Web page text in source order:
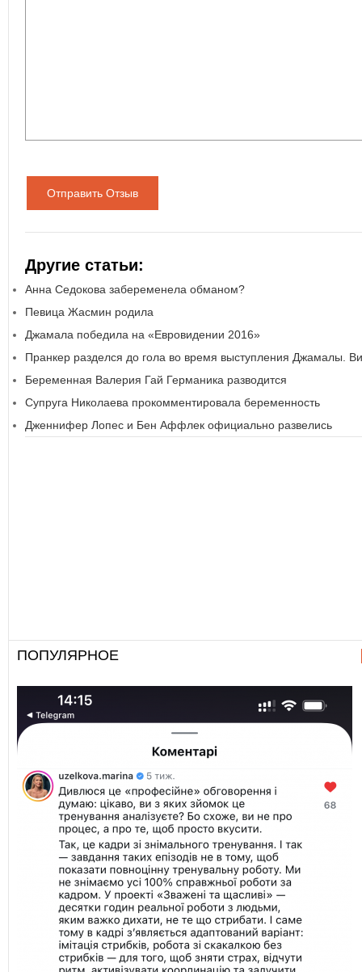
Отправить Отзыв
Другие статьи:
Анна Седокова забеременела обманом?
Певица Жасмин родила
Джамала победила на «Евровидении 2016»
Пранкер разделся до гола во время выступления Джамалы.
Беременная Валерия Гай Германика разводится
Супруга Николаева прокомментировала беременность
Дженнифер Лопес и Бен Аффлек официально развелись
ПОПУЛЯРНОЕ